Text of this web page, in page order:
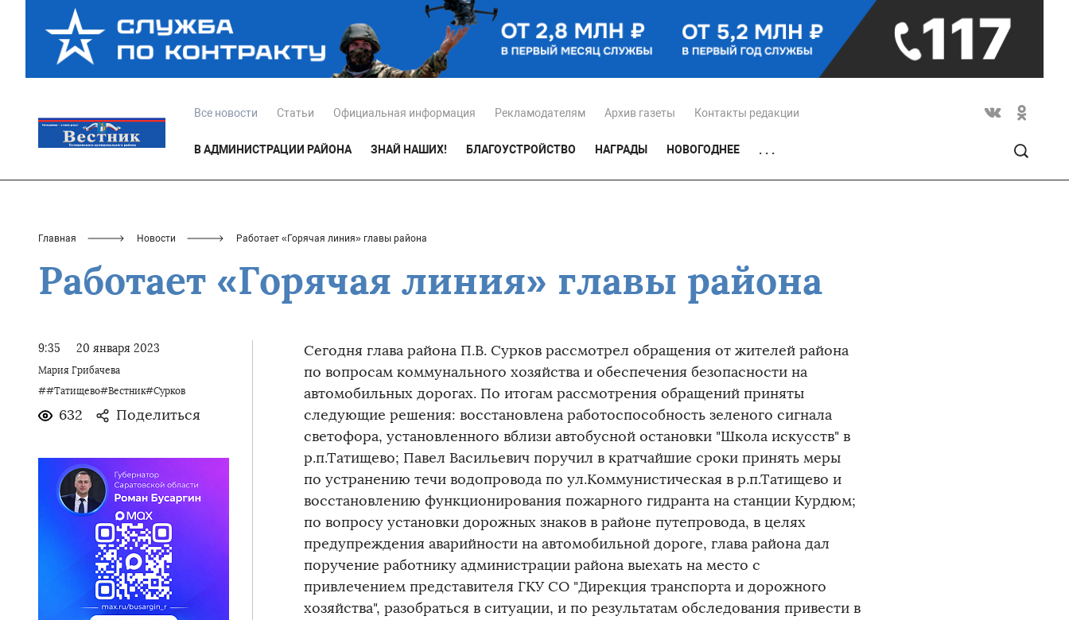
Все новости Статьи Официальная информация Рекламодателям Архив газеты Контакты редакции
В АДМИНИСТРАЦИИ РАЙОНА ЗНАЙ НАШИХ! БЛАГОУСТРОЙСТВО НАГРАДЫ НОВОГОДНЕЕ . . .
Главная Новости Работает «Горячая линия» главы района
Работает «Горячая линия» главы района
9:35 20 января 2023
Мария Грибачева
##Татищево#Вестник#Сурков
632 Поделиться
Сегодня глава района П.В. Сурков рассмотрел обращения от жителей района
по вопросам коммунального хозяйства и обеспечения безопасности на
автомобильных дорогах. По итогам рассмотрения обращений приняты
следующие решения: восстановлена работоспособность зеленого сигнала
светофора, установленного вблизи автобусной остановки "Школа искусств" в
р.п.Татищево; Павел Васильевич поручил в кратчайшие сроки принять меры
по устранению течи водопровода по ул.Коммунистическая в р.п.Татищево и
восстановлению функционирования пожарного гидранта на станции Курдюм;
по вопросу установки дорожных знаков в районе путепровода, в целях
предупреждения аварийности на автомобильной дороге, глава района дал
поручение работнику администрации района выехать на место с
привлечением представителя ГКУ СО "Дирекция транспорта и дорожного
хозяйства", разобраться в ситуации, и по результатам обследования привести в